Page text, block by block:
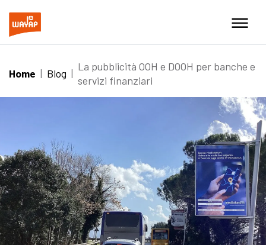
Home | Blog |
La pubblicità OOH e DOOH per banche e
servizi finanziari